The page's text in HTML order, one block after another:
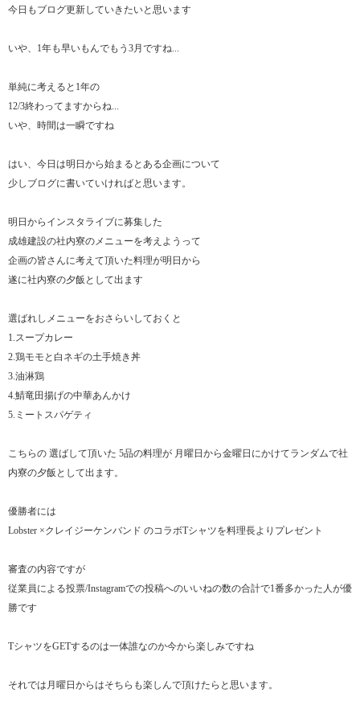
今日もブログ更新していきたいと思います
いや、1年も早いもんでもう3月ですね...
単純に考えると1年の
12/3終わってますからね...
いや、時間は一瞬ですね
はい、今日は明日から始まるとある企画について
少しブログに書いていければと思います。
明日からインスタライブに募集した
成雄建設の社内寮のメニューを考えようって
企画の皆さんに考えて頂いた料理が明日から
遂に社内寮の夕飯として出ます
選ばれしメニューをおさらいしておくと
1.スープカレー
2.鶏モモと白ネギの土手焼き丼
3.油淋鶏
4.鯖竜田揚げの中華あんかけ
5.ミートスパゲティ
こちらの 選ばして頂いた 5品の料理が 月曜日から金曜日にかけてランダムで社
内寮の夕飯として出ます。
優勝者には
Lobster ×クレイジーケンバンド のコラボTシャツを料理長よりプレゼント
審査の内容ですが
従業員による投票/Instagramでの投稿へのいいねの数の合計で1番多かった人が優
勝です
TシャツをGETするのは一体誰なのか今から楽しみですね
それでは月曜日からはそちらも楽しんで頂けたらと思います。